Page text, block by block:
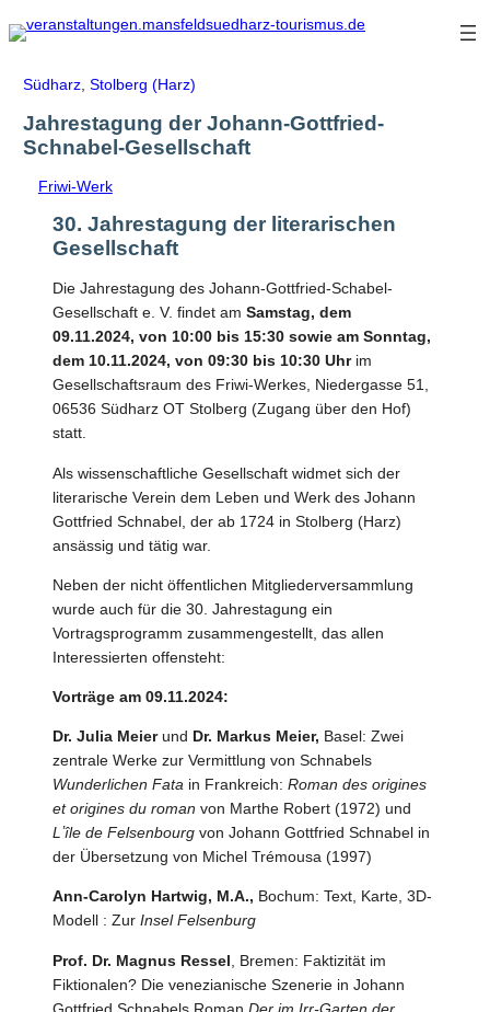
Zum
Inhalt
Südharz,Stolberg (Harz)
Jahrestagung der Johann-Gottfried-
Schnabel-Gesellschaft
Friwi-Werk
30. Jahrestagung der literarischen
Gesellschaft
Die Jahrestagung des Johann-Gottfried-Schabel-
Gesellschaft e. V. findet amSamstag, dem
09.11.2024, von 10:00 bis 15:30 sowie am Sonntag,
dem 10.11.2024, von 09:30 bis 10:30 Uhrim
Gesellschaftsraum des Friwi-Werkes, Niedergasse 51,
06536 Südharz OT Stolberg (Zugang über den Hof)
statt.
Als wissenschaftliche Gesellschaft widmet sich der
literarische Verein dem Leben und Werk des Johann
Gottfried Schnabel, der ab 1724 in Stolberg (Harz)
ansässig und tätig war.
Neben der nicht öffentlichen Mitgliederversammlung
wurde auch für die 30. Jahrestagung ein
Vortragsprogramm zusammengestellt, das allen
Interessierten offensteht:
Vorträge am 09.11.2024:
Dr. Julia Meier und Dr. Markus Meier, Basel: Zwei
zentrale Werke zur Vermittlung von Schnabels
Wunderlichen Fata in Frankreich:Roman des origines
et origines du romanvon Marthe Robert (1972) und
Lʼîle de Felsenbourgvon Johann Gottfried Schnabel in
der Übersetzung von Michel Trémousa (1997)
Ann-Carolyn Hartwig, M.A., Bochum: Text, Karte, 3D-
Modell : ZurInsel Felsenburg
Prof. Dr. Magnus Ressel , Bremen: Faktizität im
Fiktionalen? Die venezianische Szenerie in Johann
Gottfried Schnabels RomanDer im Irr-Garten der